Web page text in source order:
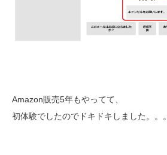
Amazon販売5年もやってて、
初体験でしたのでドキドキしました。。。